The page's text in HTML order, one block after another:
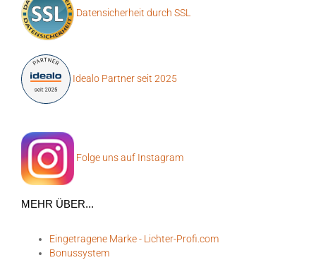
Datensicherheit durch SSL
Idealo Partner seit 2025
Folge uns auf Instagram
MEHR ÜBER...
Eingetragene Marke - Lichter-Profi.com
Bonussystem